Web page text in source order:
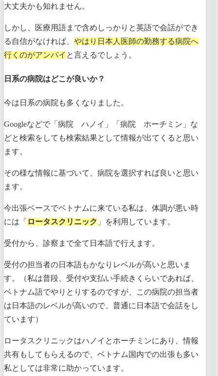
大丈夫かも知れません。
しかし、医療用語まで含めしっかりと英語で会話ができ
る自信がなければ、 やはり日本人医師の勤務する病院へ
行くのがアンパイ と言えるでしょう。
日系の病院はどこが良いか？
今は日系の病院も多くなりました。
Googleなどで「病院 ハノイ」「病院 ホーチミン」な
どと検索をしても検索結果として情報が出てくると思い
ます。
その様な情報に基づいて、病院を選択すれば良いと思い
ます。
今出張ベースでベトナムに来ている私は、体調が悪い時
には「 ロータスクリニック 」を利用しています。
受付から、診察まで全て日本語で行えます。
受付の担当者の日本語もかなりレベルが高いと思いま
す。（私は普段、受付や支払い手続きくらいであれば、
ベトナム語でやりとりするのですが、この病院の担当者
は日本語のレベルが高いので、普通に日本語で会話をし
ています）
ロータスクリニックはハノイとホーチミンにあり、情報
共有もしてもらえるので、ベトナム国内での出張も多い
私としては非常に助かっています。